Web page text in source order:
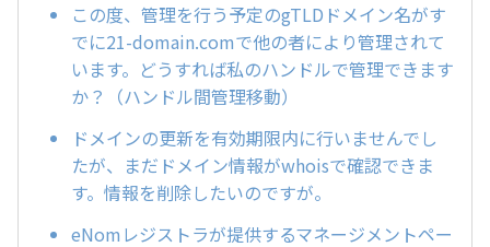
この度、管理を行う予定のgTLDドメイン名がす
でに21-domain.comで他の者により管理されて
います。どうすれば私のハンドルで管理できます
か？（ハンドル間管理移動）
ドメインの更新を有効期限内に行いませんでし
たが、まだドメイン情報がwhoisで確認できま
す。情報を削除したいのですが。
eNomレジストラが提供するマネージメントペー